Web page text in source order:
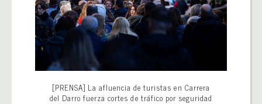
[PRENSA] La afluencia de turistas en Carrera
del Darro fuerza cortes de tráfico por seguridad